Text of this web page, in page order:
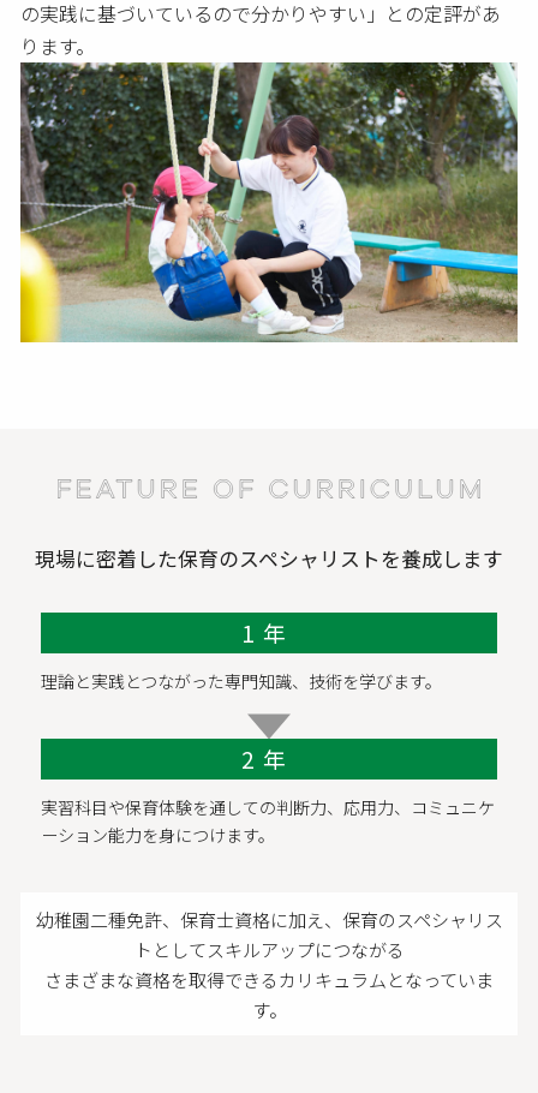
の実践に基づいているので分かりやすい」との定評があ
ります。
現場に密着した保育のスペシャリストを養成します
1年
理論と実践とつながった専門知識、技術を学びます。
2年
実習科目や保育体験を通しての判断力、応用力、コミュニケ
ーション能力を身につけます。
幼稚園二種免許、保育士資格に加え、保育のスペシャリス
トとしてスキルアップにつながる
さまざまな資格を取得できるカリキュラムとなっていま
す。